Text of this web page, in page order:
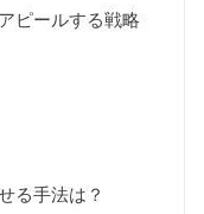
ピールする戦略
る手法は？